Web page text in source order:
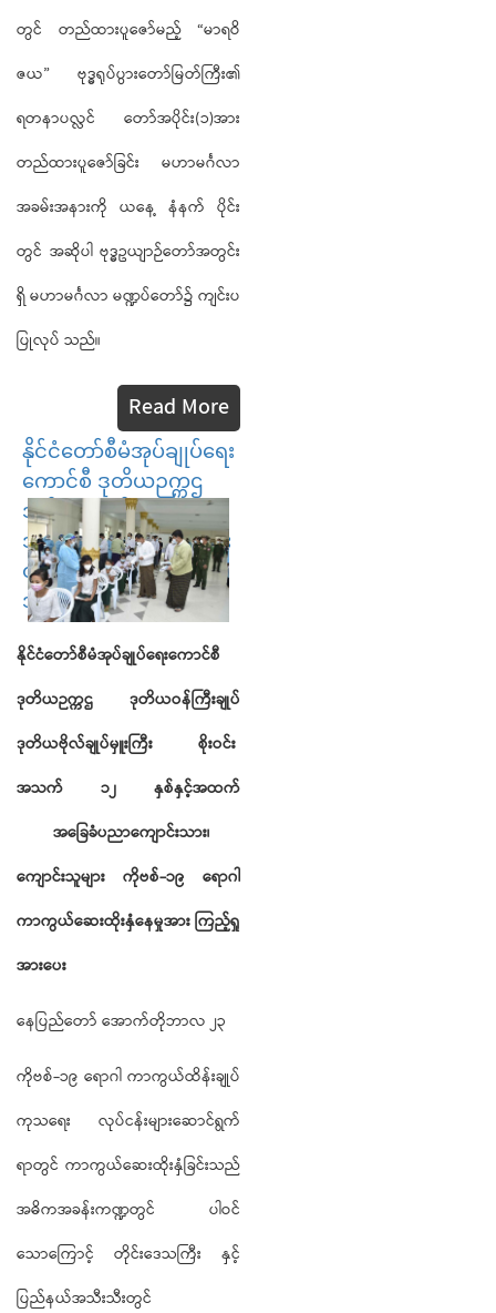
တွင် တည်ထားပူဇော်မည့် “မာရဝိ
ဇယ” ဗုဒ္ဓရုပ်ပွားတော်မြတ်ကြီး၏
ရတနာပလ္လင် တော်အပိုင်း(၁)အား
တည်ထားပူဇော်ခြင်း မဟာမင်္ဂလာ
အခမ်းအနားကို ယနေ့ နံနက် ပိုင်း
တွင် အဆိုပါ ဗုဒ္ဓဥယျာဉ်တော်အတွင်း
ရှိ မဟာမင်္ဂလာ မဏ္ဍပ်တော်၌ ကျင်းပ
ပြုလုပ် သည်။
Read More
နိုင်ငံတော်စီမံအုပ်ချုပ်ရေး
ကောင်စီ ဒုတိယဉက္ကဌ
ဒုတိယဝန်ကြီးချုပ်
ဒုတိယဗိုလ်ချုပ်မှူးကြီး စိုး
ဝင်း အသက် ၁၂ နှစ်နှင့်
အထက်...
နိုင်ငံတော်စီမံအုပ်ချုပ်ရေးကောင်စီ
ဒုတိယဉက္ကဌ
ဒုတိယဝန်ကြီးချုပ်
ဒုတိယဗိုလ်ချုပ်မှူးကြီး
စိုးဝင်း
အသက်
၁၂
နှစ်နှင့်အထက်
အခြေခံပညာကျောင်းသား၊
ကျောင်းသူများ
ကိုဗစ်-၁၉
ရောဂါ
ကာကွယ်ဆေးထိုးနှံနေမှုအားကြည့်ရှု
အားပေး
နေပြည်တော် အောက်တိုဘာလ ၂၃
ကိုဗစ်-၁၉ ရောဂါ ကာကွယ်ထိန်းချုပ်
ကုသရေး လုပ်ငန်းများဆောင်ရွက်
ရာတွင် ကာကွယ်ဆေးထိုးနှံခြင်းသည်
အဓိကအခန်းကဏ္ဍတွင် ပါဝင်
သောကြောင့် တိုင်းဒေသကြီး နှင့်
ပြည်နယ်အသီးသီးတွင်